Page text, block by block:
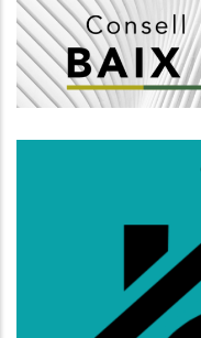
S’obre La
Lloguer Per